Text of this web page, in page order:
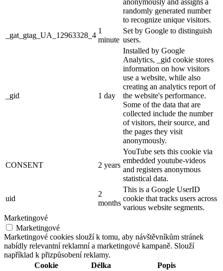
randomly generated number
to recognize unique visitors.
_gat_gtag_UA_12963328_4
1
minute
Set by Google to distinguish
users.
_gid 1 day
Installed by Google
Analytics, _gid cookie stores
information on how visitors
use a website, while also
creating an analytics report of
the website's performance.
Some of the data that are
collected include the number
of visitors, their source, and
the pages they visit
anonymously.
CONSENT 2 years
YouTube sets this cookie via
embedded youtube-videos
and registers anonymous
statistical data.
uid
2
months
This is a Google UserID
cookie that tracks users across
various website segments.
Marketingové
Marketingové
Marketingové cookies slouží k tomu, aby návštěvníkům stránek
nabídly relevantní reklamní a marketingové kampaně. Slouží
například k přizpůsobení reklamy.
Cookie
Délka Popis